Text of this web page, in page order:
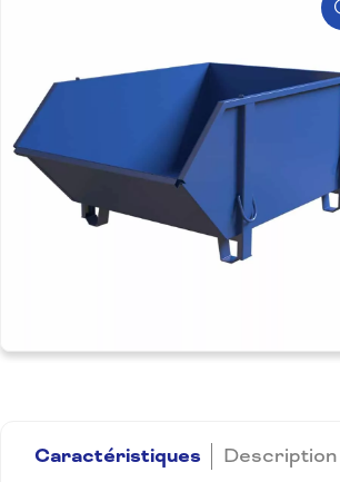
Caractéristiques Description